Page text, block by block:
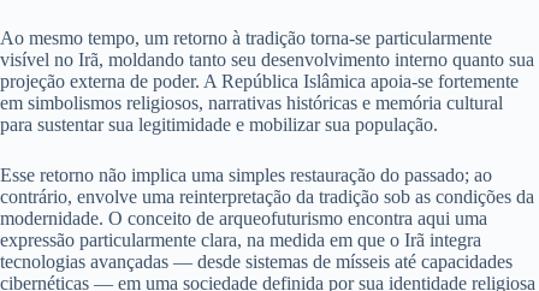
Ao mesmo tempo, um retorno à tradição torna-se particularmente
visível no Irã, moldando tanto seu desenvolvimento interno quanto sua
projeção externa de poder. A República Islâmica apoia-se fortemente
em simbolismos religiosos, narrativas históricas e memória cultural
para sustentar sua legitimidade e mobilizar sua população.
Esse retorno não implica uma simples restauração do passado; ao
contrário, envolve uma reinterpretação da tradição sob as condições da
modernidade. O conceito de arqueofuturismo encontra aqui uma
expressão particularmente clara, na medida em que o Irã integra
tecnologias avançadas — desde sistemas de mísseis até capacidades
cibernéticas — em uma sociedade definida por sua identidade religiosa